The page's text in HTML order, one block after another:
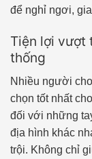
để nghỉ ngơi,
Tiện lợi vượt
thống
Nhiều người
chọn tốt nhất
đối với những
địa hình khác
trội. Không chỉ